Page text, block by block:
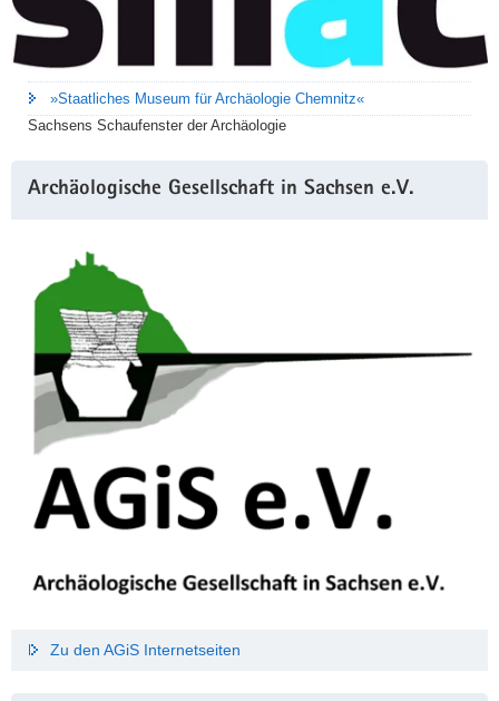
»Staatliches Museum für Archäologie Chemnitz«
Sachsens Schaufenster der Archäologie
Archäologische Gesellschaft in Sachsen e.V.
Zu den AGiS Internetseiten